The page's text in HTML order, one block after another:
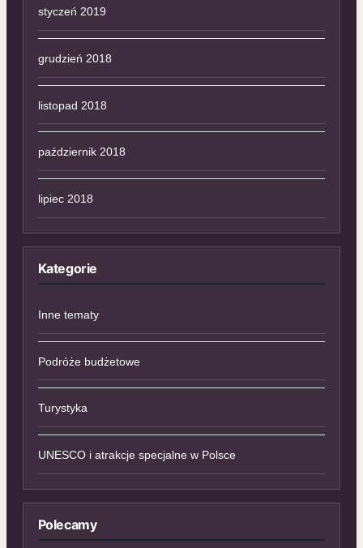
styczeń 2019
grudzień 2018
listopad 2018
październik 2018
lipiec 2018
Kategorie
Inne tematy
Podróże budżetowe
Turystyka
UNESCO i atrakcje specjalne w Polsce
Polecamy